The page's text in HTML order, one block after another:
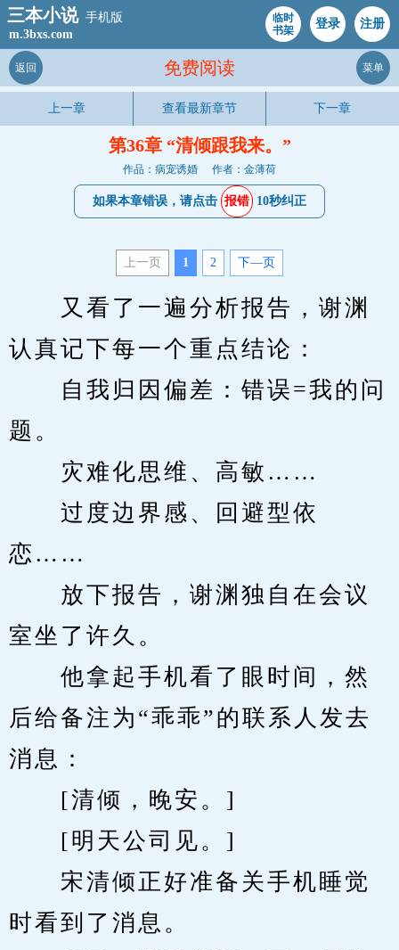
三本小说 手机版
m.3bxs.com
临时
书架
登录 注册
免费阅读
返回 菜单
上一章 查看最新章节 下一章
第36章 “清倾跟我来。”
作品：病宠诱婚 作者：金薄荷
如果本章错误，请点击 报错 10秒纠正
上一页 1 2 下—页
又看了一遍分析报告，谢渊
认真记下每一个重点结论：
自我归因偏差：错误=我的问
题。
灾难化思维、高敏……
过度边界感、回避型依
恋……
放下报告，谢渊独自在会议
室坐了许久。
他拿起手机看了眼时间，然
后给备注为“乖乖”的联系人发去
消息：
[清倾，晚安。]
[明天公司见。]
宋清倾正好准备关手机睡觉
时看到了消息。